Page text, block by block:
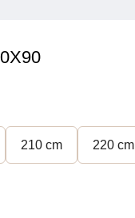
210 cm 220 cm